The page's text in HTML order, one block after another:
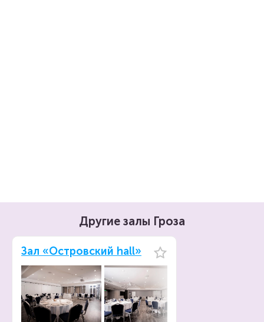
Другие залы Гроза
Зал «Островский hall»